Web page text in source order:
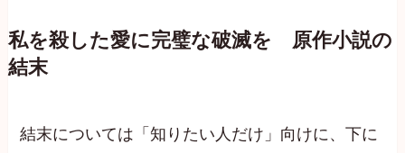
私を殺した愛に完璧な破滅を 原作小説の
結末
結末については「知りたい人だけ」向けに、下に